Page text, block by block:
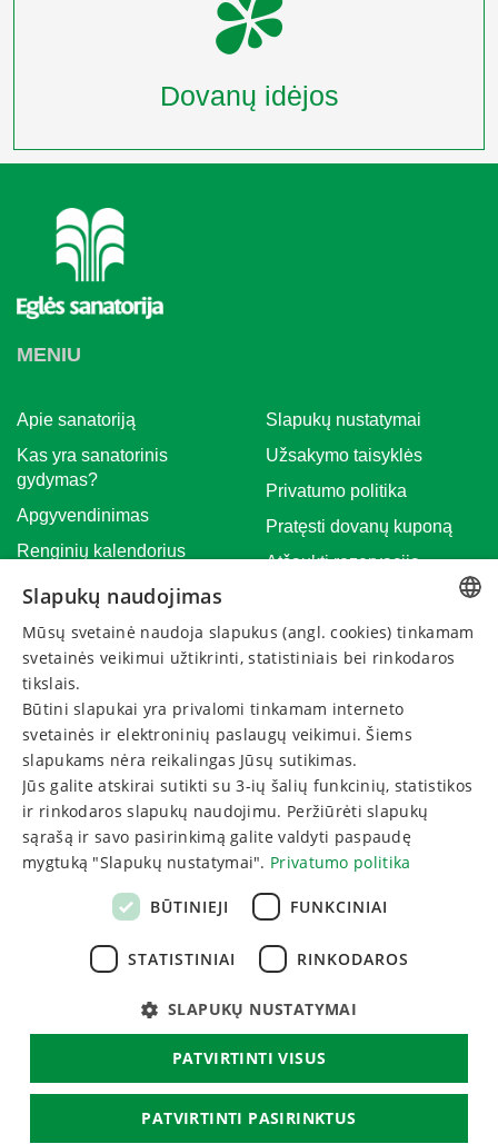
Dovanų idėjos
MENIU
Apie sanatoriją
Kas yra sanatorinis
gydymas?
Apgyvendinimas
Renginių kalendorius
Įmonėms
Renginiai
Slapukų nustatymai
Užsakymo taisyklės
Privatumo politika
Pratęsti dovanų kuponą
Atšaukti rezervaciją
SUSISIEKITE
Skambinkite:
+370 313 60220
Rašykite:
Eglės sanatorija Druskininkai - rezervavimo internetu,
dovanų kuponų sistema. Visos teisės saugomos
BookingRobot 2.0
LITHUANIAN
ENGLISH
Slapukų naudojimas
Mūsų svetainė naudoja slapukus (angl. cookies) tinkamam
svetainės veikimui užtikrinti, statistiniais bei rinkodaros
tikslais.
Būtini slapukai yra privalomi tinkamam interneto
svetainės ir elektroninių paslaugų veikimui. Šiems
slapukams nėra reikalingas Jūsų sutikimas.
Jūs galite atskirai sutikti su 3-ių šalių funkcinių, statistikos
ir rinkodaros slapukų naudojimu. Peržiūrėti slapukų
sąrašą ir savo pasirinkimą galite valdyti paspaudę
mygtuką "Slapukų nustatymai". Privatumo politika
BŪTINIEJI
STATISTINIAI RINKODAROS
FUNKCINIAI
SLAPUKŲ NUSTATYMAI
PATVIRTINTI PASIRINKTUS
PATVIRTINTI VISUS